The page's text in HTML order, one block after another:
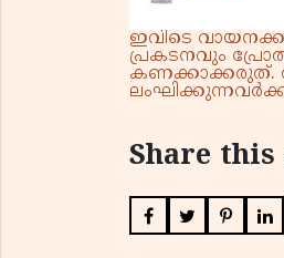
ഇവിടെ
പ്രകടനവും
കണക്കാക്കരുത്.
Share